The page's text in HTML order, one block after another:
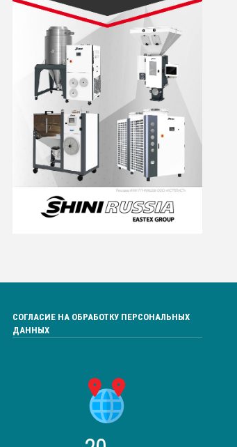
СОГЛАСИЕ НА ОБРАБОТКУ ПЕРСОНАЛЬНЫХ
ДАННЫХ